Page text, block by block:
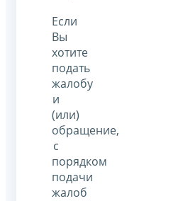
Если
Вы
хотите
подать
жалобу
и
(или)
обращение,
с
порядком
подачи
жалоб